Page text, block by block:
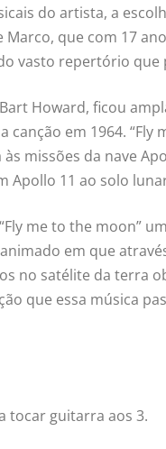
do artista, a
Marco, que com 17
vasto repertório que
Howard, ficou
canção em 1964. “Fly
missões da nave
Apollo 11 ao solo
me to the moon”
em que
no satélite da terra
que essa música
tocar guitarra aos 3.